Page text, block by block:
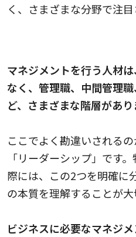
く、さまざまな分野で注目
マネジメントを行う人材
なく、管理職、中間管理
ど、さまざまな階層があり
ここでよく勘違いされる
「リーダーシップ」です
際には、この2つを明確に
の本質を理解することが大
ビジネスに必要なマネジ